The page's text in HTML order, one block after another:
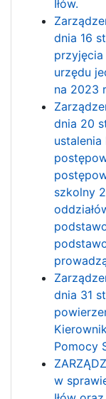
Iłów.
dnia 16
urzędu
na 2023
dnia 20
szkolny
dnia 31
Pomocy
w